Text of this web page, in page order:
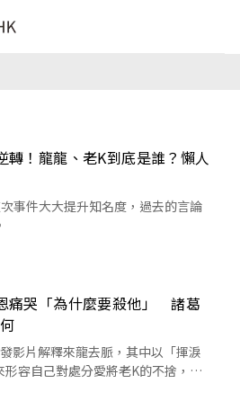
轉！龍龍、老K到底是誰？懶人
事件大大提升知名度，過去的言論
痛哭「為什麼要殺他」 諸葛
影片解釋來龍去脈，其中以「揮淚
容自己對處分愛將老K的不捨，你